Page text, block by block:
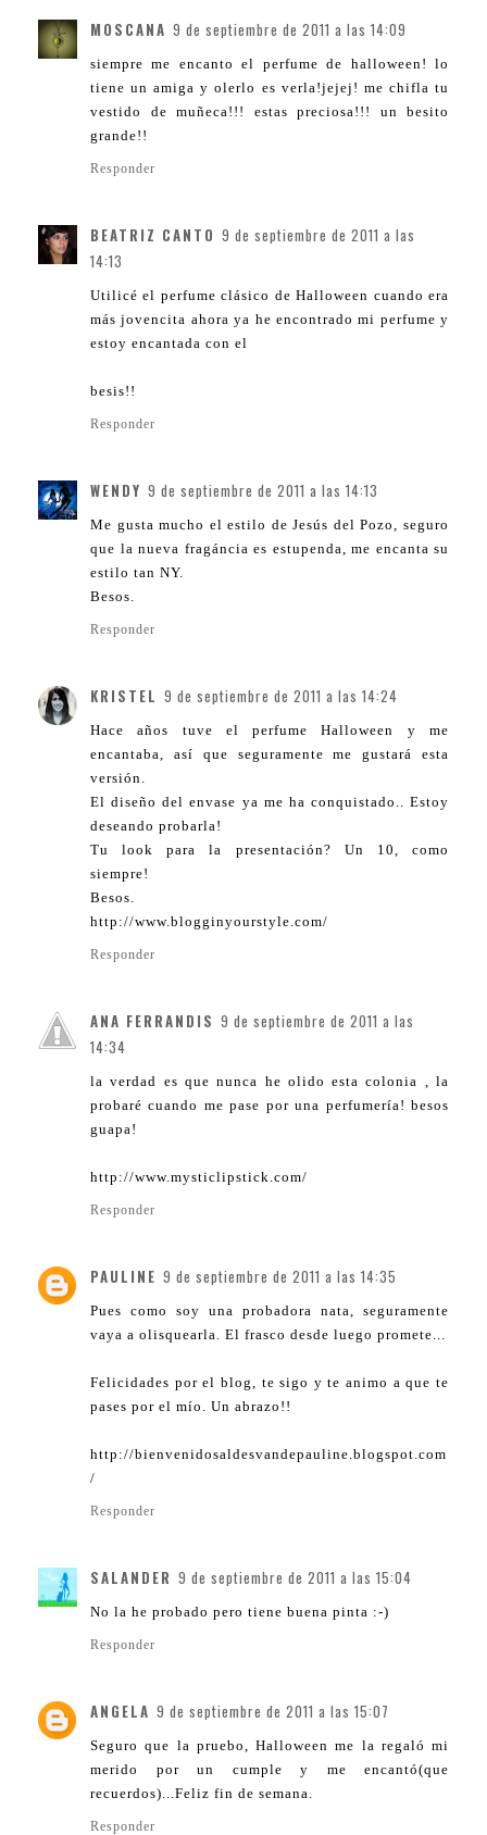
MOSCANA 9 de septiembre de 2011 a las 14:09
siempre me encanto el perfume de halloween! lo
tiene un amiga y olerlo es verla!jejej! me chifla tu
vestido de muñeca!!! estas preciosa!!! un besito
grande!!
Responder
BEATRIZ CANTO 9 de septiembre de 2011 a las
14:13
Utilicé el perfume clásico de Halloween cuando era
más jovencita ahora ya he encontrado mi perfume y
estoy encantada con el
besis!!
Responder
WENDY 9 de septiembre de 2011 a las 14:13
Me gusta mucho el estilo de Jesús del Pozo, seguro
que la nueva fragáncia es estupenda, me encanta su
estilo tan NY.
Besos.
Responder
KRISTEL 9 de septiembre de 2011 a las 14:24
Hace años tuve el perfume Halloween y me
encantaba, así que seguramente me gustará esta
versión.
El diseño del envase ya me ha conquistado.. Estoy
deseando probarla!
Tu look para la presentación? Un 10, como
siempre!
Besos.
http://www.blogginyourstyle.com/
Responder
ANA FERRANDIS 9 de septiembre de 2011 a las
14:34
la verdad es que nunca he olido esta colonia , la
probaré cuando me pase por una perfumería! besos
guapa!
http://www.mysticlipstick.com/
Responder
PAULINE 9 de septiembre de 2011 a las 14:35
Pues como soy una probadora nata, seguramente
vaya a olisquearla. El frasco desde luego promete...
Felicidades por el blog, te sigo y te animo a que te
pases por el mío. Un abrazo!!
http://bienvenidosaldesvandepauline.blogspot.com
/
Responder
SALANDER 9 de septiembre de 2011 a las 15:04
No la he probado pero tiene buena pinta :-)
Responder
ANGELA 9 de septiembre de 2011 a las 15:07
Seguro que la pruebo, Halloween me la regaló mi
merido por un cumple y me encantó(que
recuerdos)...Feliz fin de semana.
Responder